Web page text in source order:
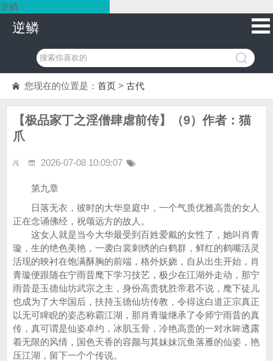
逆鳞
逆鳞
您现在的位置是： 首页 > 古代
【极品家丁之淫僧肆虐前传】（9）作者：猫
爪
2026-07-08 10:09:07
第九章
日落无衣，彼时的大华皇庭中，一个气质优雅高贵的女人
正在念诵佛经，祝颂远方的故人。
这女人就是当今大华最受到百姓爱戴的女性了，她叫肖青
璇，生的绝色美艳，一袭白裳刺绣的白鹤群，鲜红的鹤嘴活灵
活现的映衬在饱满酥胸的前端，格外妖娆，自从出生开始，肖
青璇便跟随在宁雨昔麾下学习技艺，极少在江湖外走动，那宁
雨昔是玉德仙坊武宗之主，身份高贵犹胜帝君不说，麾下徒儿
也成为了大华国后，扶持玉德仙坊传教，令得这白道正宗真正
以无可睥睨的姿态称霸江湖，那肖青璇继承了令师宁雨昔的真
传，真可谓是仙姿卓约，冰肌玉骨，冷艳高贵的一对水眸透露
着无限的风情，国色天香的容颜与其妹妹沉鱼落雁的仙姿，艳
压江湖，留下一个个传说。